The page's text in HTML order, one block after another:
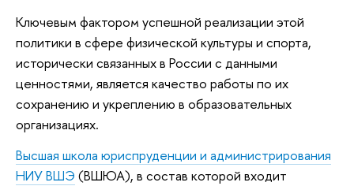
Ключевым фактором успешной реализации этой
политики в сфере физической культуры и спорта,
исторически связанных в России с данными
ценностями, является качество работы по их
сохранению и укреплению в образовательных
организациях.
Высшая школа юриспруденции и администрирования
НИУ ВШЭ (ВШЮА), в состав которой входит